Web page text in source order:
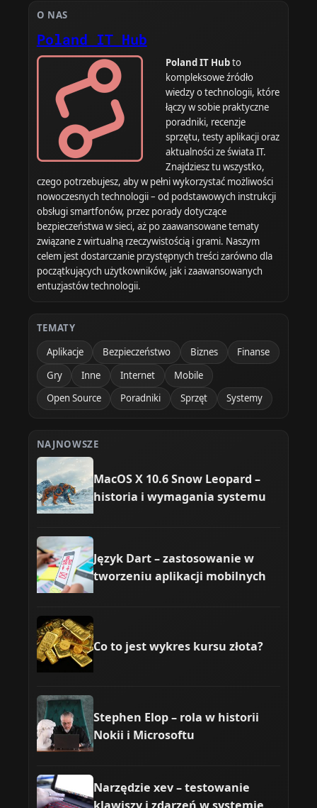
O NAS
Poland IT Hub
Poland IT Hubto
kompleksowe źródło
wiedzy o technologii, które
łączy w sobie praktyczne
poradniki, recenzje
sprzętu, testy aplikacji oraz
aktualności ze świata IT.
Znajdziesz tu wszystko,
czego potrzebujesz, aby w pełni wykorzystać możliwości
nowoczesnych technologii – od podstawowych instrukcji
obsługi smartfonów, przez porady dotyczące
bezpieczeństwa w sieci, aż po zaawansowane tematy
związane z wirtualną rzeczywistością i grami. Naszym
celem jest dostarczanie przystępnych treści zarówno dla
początkujących użytkowników, jak i zaawansowanych
entuzjastów technologii.
TEMATY
Aplikacje
Bezpieczeństwo Biznes
Finanse
Gry
Inne Internet
Mobile
Open Source
Poradniki Sprzęt Systemy
NAJNOWSZE
MacOS X 10.6 Snow Leopard –
historia i wymagania systemu
Język Dart – zastosowanie w
tworzeniu aplikacji mobilnych
Co to jest wykres kursu złota?
Stephen Elop – rola w historii
Nokii i Microsoftu
Narzędzie xev – testowanie